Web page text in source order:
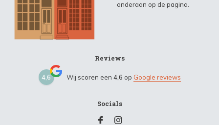
onderaan op de pagina.
Reviews
4,6 Wij scoren een 4,6 op Google reviews
Socials